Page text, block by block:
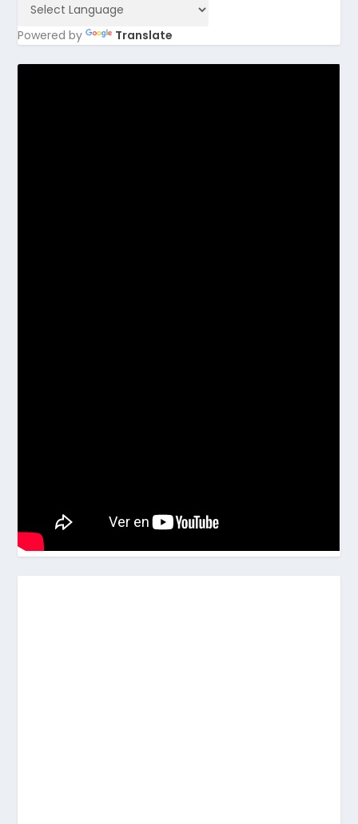
Powered by Translate